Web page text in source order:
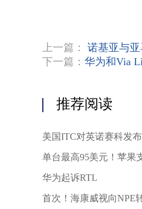
上一篇： 诺基亚与
下一篇： 华为和Via
推荐阅读
美国ITC对英诺赛科发
单台最高95美元！苹果
华为起诉RTL
首次！海康威视向NPE